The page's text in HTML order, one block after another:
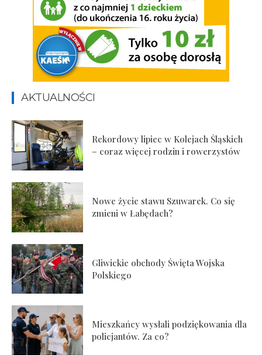
AKTUALNOŚCI
Rekordowy lipiec w Kolejach Śląskich
– coraz więcej rodzin i rowerzystów
Nowe życie stawu Szuwarek. Co się
zmieni w Łabędach?
Gliwickie obchody Święta Wojska
Polskiego
Mieszkańcy wysłali podziękowania dla
policjantów. Za co?